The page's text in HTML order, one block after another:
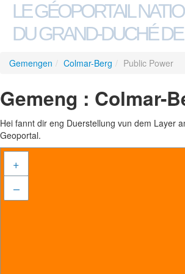
LE GÉOPORTAIL
DU GRAND-DUCHÉ
Gemengen / Colmar-Berg / Public Power
Gemeng : Colmar-
Hei fannt dir eng Duerstellung vun dem Layer
Geoportal.
+
–